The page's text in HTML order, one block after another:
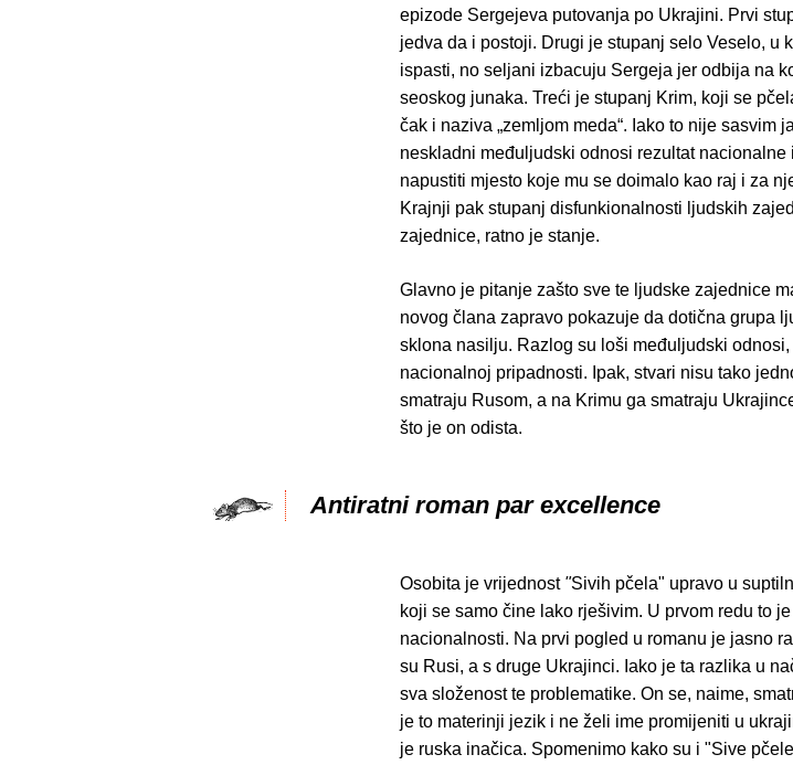
epizode Sergejeva putovanja po Ukrajini. Prvi
jedva da i postoji. Drugi je stupanj selo Veselo, u
ispasti, no seljani izbacuju Sergeja jer odbija na
seoskog junaka. Treći je stupanj Krim, koji se
čak i naziva „zemljom meda“. Iako to nije sasvim
neskladni međuljudski odnosi rezultat
napustiti mjesto koje mu se doimalo kao raj i za
Krajnji pak stupanj disfunkionalnosti ljudskih
zajednice, ratno je stanje.
Glavno je pitanje zašto sve te ljudske zajednice
novog člana zapravo pokazuje da dotična grupa
sklona nasilju. Razlog su loši međuljudski
nacionalnoj pripadnosti. Ipak, stvari nisu tako
smatraju Rusom, a na Krimu ga smatraju
što je on odista.
Antiratni roman par excellence
Osobita je vrijednost"Sivih pčela" upravo u
koji se samo čine lako rješivim. U prvom redu to
nacionalnosti. Na prvi pogled u romanu je jasno
su Rusi, a s druge Ukrajinci. Iako je ta razlika u
sva složenost te problematike. On se, naime,
je to materinji jezik i ne želi ime promijeniti u
je ruska inačica. Spomenimo kako su i "Sive